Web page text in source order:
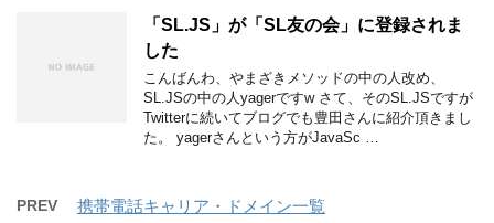
「SL.JS」が「SL友の会」に登録されま
した
こんばんわ、やまざきメソッドの中の人改め、
SL.JSの中の人yagerですw さて、そのSL.JSですが
Twitterに続いてブログでも豊田さんに紹介頂きまし
た。 yagerさんという方がJavaSc …
PREV 携帯電話キャリア・ドメイン一覧